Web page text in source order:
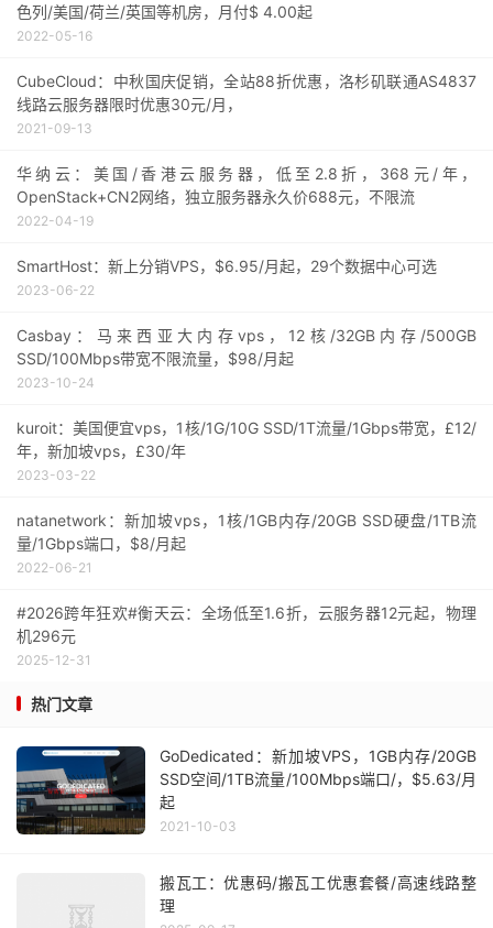
色列/美国/荷兰/英国等机房，月付$ 4.00起
2022-05-16
CubeCloud：中秋国庆促销，全站88折优惠，洛杉矶联通AS4837
线路云服务器限时优惠30元/月，
2021-09-13
华纳云：美国/香港云服务器，低至2.8折，368元/年，
OpenStack+CN2网络，独立服务器永久价688元，不限流
2022-04-19
SmartHost：新上分销VPS，$6.95/月起，29个数据中心可选
2023-06-22
Casbay：马来西亚大内存vps，12核/32GB内存/500GB
SSD/100Mbps带宽不限流量，$98/月起
2023-10-24
kuroit：美国便宜vps，1核/1G/10G SSD/1T流量/1Gbps带宽，£12/
年，新加坡vps，£30/年
2023-03-22
natanetwork：新加坡vps，1核/1GB内存/20GB SSD硬盘/1TB流
量/1Gbps端口，$8/月起
2022-06-21
#2026跨年狂欢#衡天云：全场低至1.6折，云服务器12元起，物理
机296元
2025-12-31
热门文章
GoDedicated：新加坡VPS，1GB内存/20GB
SSD空间/1TB流量/100Mbps端口/，$5.63/月
起
2021-10-03
搬瓦工：优惠码/搬瓦工优惠套餐/高速线路整
理